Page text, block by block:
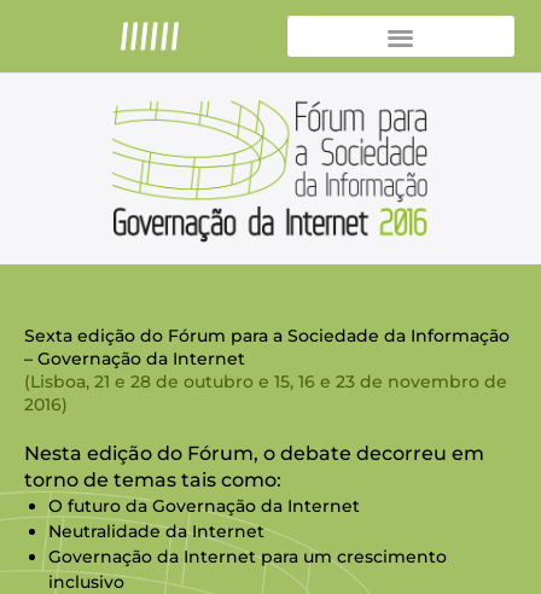
content
Sexta edição do Fórum para a Sociedade da Informação
– Governação da Internet
(Lisboa, 21 e 28 de outubro e 15, 16 e 23 de novembro de
2016)
Nesta edição do Fórum, o debate decorreu em
torno de temas tais como:
O futuro da Governação da Internet
Neutralidade da Internet
Governação da Internet para um crescimento
inclusivo